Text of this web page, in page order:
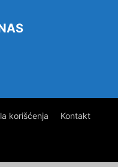
korišćenja Kontakt